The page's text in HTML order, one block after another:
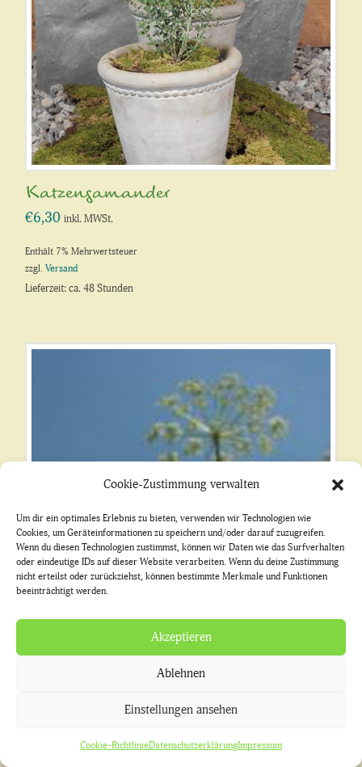
Cookie-Zustimmung verwalten
Um dir ein optimales Erlebnis zu bieten, verwenden wir Technologien wie
Cookies, um Geräteinformationen zu speichern und/oder darauf zuzugreifen.
Wenn du diesen Technologien zustimmst, können wir Daten wie das Surfverhalten
oder eindeutige IDs auf dieser Website verarbeiten. Wenn du deine Zustimmung
nicht erteilst oder zurückziehst, können bestimmte Merkmale und Funktionen
beeinträchtigt werden.
Akzeptieren
Ablehnen
Einstellungen ansehen
Cookie-RichtlinieDatenschutzerklärungImpressum
Katzengamander
€6,30 inkl. MWSt.
Enthält 7% Mehrwertsteuer
zzgl.Versand
Lieferzeit: ca. 48 Stunden
Angelika, Engelwurz